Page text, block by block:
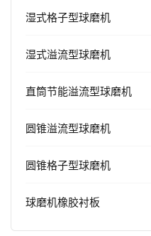
湿式格子型球磨机
湿式溢流型球磨机
直筒节能溢流型球磨机
圆锥溢流型球磨机
圆锥格子型球磨机
球磨机橡胶衬板